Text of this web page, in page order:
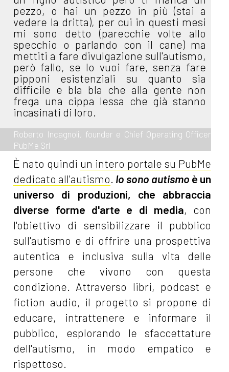
pezzo, o hai un pezzo in più (stai a
vedere la dritta), per cui in questi mesi
mi sono detto (parecchie volte allo
specchio o parlando con il cane) ma
mettiti a fare divulgazione sull'autismo,
però fallo, se lo vuoi fare, senza fare
pipponi esistenziali su quanto sia
difficile e bla bla che alla gente non
frega una cippa lessa che già stanno
incasinati di loro.
Roberto Incagnoli, founder e Chief Operating Officer
PubMe Srl
È nato quindi un intero portale su PubMe
dedicato all'autismo. Io sono autismo è un
universo di produzioni, che abbraccia
diverse forme d'arte e di media, con
l'obiettivo di sensibilizzare il pubblico
sull'autismo e di offrire una prospettiva
autentica e inclusiva sulla vita delle
persone che vivono con questa
condizione. Attraverso libri, podcast e
fiction audio, il progetto si propone di
educare, intrattenere e informare il
pubblico, esplorando le sfaccettature
dell'autismo, in modo empatico e
rispettoso.